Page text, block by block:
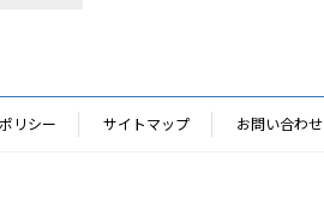
リシー サイトマップ お問い合わせ